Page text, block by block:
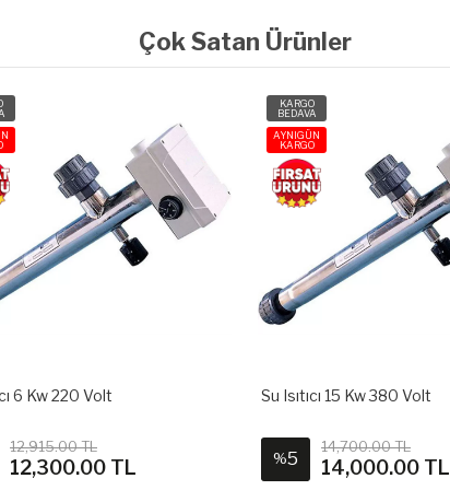
Çok Satan Ürünler
6 Kw 220 Volt
12,915.00 TL
12,300.00 TL
KARGO
BEDAVA
AYNIGÜN
KARGO
Su Isıtıcı 15 Kw 380 Volt
%5
14,700.00 TL
14,000.00 TL